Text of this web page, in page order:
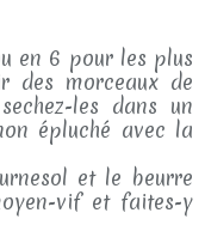
en 6 pour les plus
des morceaux de
les dans un
épluché avec la
et le beurre
vif et faites-y